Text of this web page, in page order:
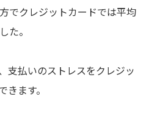
でクレジットカードでは平均
た。
支払いのストレスをクレジッ
きます。